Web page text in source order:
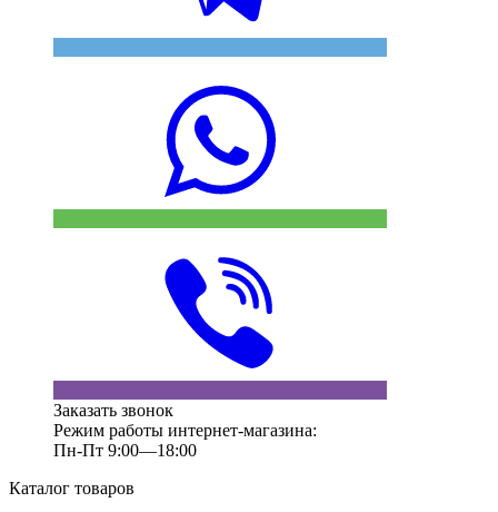
Заказать звонок
Режим работы интернет-магазина:
Пн-Пт 9:00—18:00
Каталог товаров